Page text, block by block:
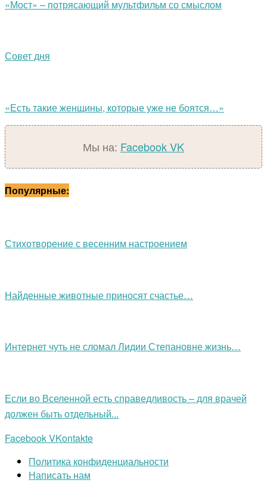
«Мост» – потрясающий мультфильм со смыслом
Совет дня
«Есть такие женщины, которые уже не боятся…»
Мы на: FacebookVK
Популярные:
Стихотворение с весенним настроением
Найденные животные приносят счастье…
Интернет чуть не сломал Лидии Степановне жизнь…
Если во Вселенной есть справедливость – для врачей
должен быть отдельный...
FacebookVKontakte
Политика конфиденциальности
Написать нам